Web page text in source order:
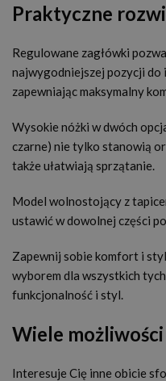
Praktyczne
Regulowane zagłówki
najwygodniejszej pozycji do
zapewniając maksymalny
Wysokie nóżki w dwóch
czarne) nie tylko stanowią
także ułatwiają sprzątanie.
Model wolnostojący z
ustawić w dowolnej części
Zapewnij sobie komfort i
wyborem dla wszystkich
funkcjonalność i styl.
Wiele
Interesuje Cię inne obicie